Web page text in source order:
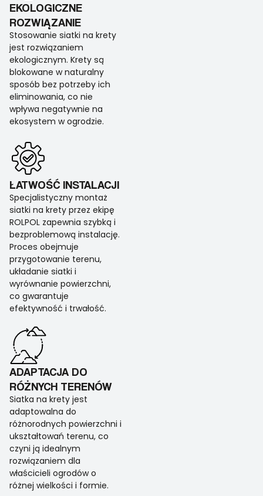
EKOLOGICZNE
ROZWIĄZANIE
Stosowanie siatki na krety
jest rozwiązaniem
ekologicznym. Krety są
blokowane w naturalny
sposób bez potrzeby ich
eliminowania, co nie
wpływa negatywnie na
ekosystem w ogrodzie.
ŁATWOŚĆ INSTALACJI
Specjalistyczny montaż
siatki na krety przez ekipę
ROLPOL zapewnia szybką i
bezproblemową instalację.
Proces obejmuje
przygotowanie terenu,
układanie siatki i
wyrównanie powierzchni,
co gwarantuje
efektywność i trwałość.
ADAPTACJA DO
RÓŻNYCH TERENÓW
Siatka na krety jest
adaptowalna do
różnorodnych powierzchni i
ukształtowań terenu, co
czyni ją idealnym
rozwiązaniem dla
właścicieli ogrodów o
różnej wielkości i formie.